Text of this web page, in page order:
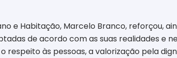
e Habitação, Marcelo Branco, reforçou,
de acordo com as suas realidades e
respeito às pessoas, a valorização pela